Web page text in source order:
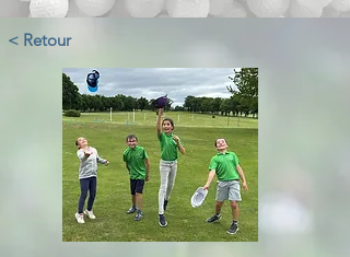
< Retour